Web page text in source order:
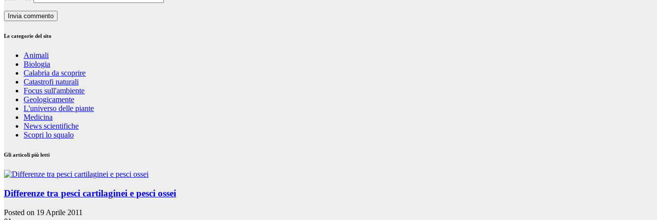
Le categorie del sito
Animali
Biologia
Calabria da scoprire
Catastrofi naturali
Focus sull'ambiente
Geologicamente
L'universo delle piante
Medicina
News scientifiche
Scopri lo squalo
Gli articoli più letti
Differenze tra pesci cartilaginei e pesci ossei
Posted on 19 Aprile 2011